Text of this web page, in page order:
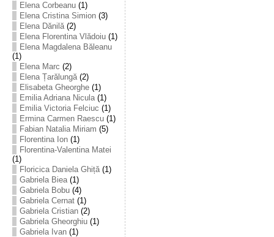
Elena Corbeanu(1)
Elena Cristina Simion(3)
Elena Dănilă(2)
Elena Florentina Vlădoiu(1)
Elena Magdalena Băleanu
(1)
Elena Marc (2)
Elena Țarălungă(2)
Elisabeta Gheorghe(1)
Emilia Adriana Nicula(1)
Emilia Victoria Felciuc (1)
Ermina Carmen Raescu(1)
Fabian Natalia Miriam (5)
Florentina Ion(1)
Florentina-Valentina Matei
(1)
Floricica Daniela Ghiță(1)
Gabriela Biea(1)
Gabriela Bobu(4)
Gabriela Cernat(1)
Gabriela Cristian(2)
Gabriela Gheorghiu(1)
Gabriela Ivan(1)